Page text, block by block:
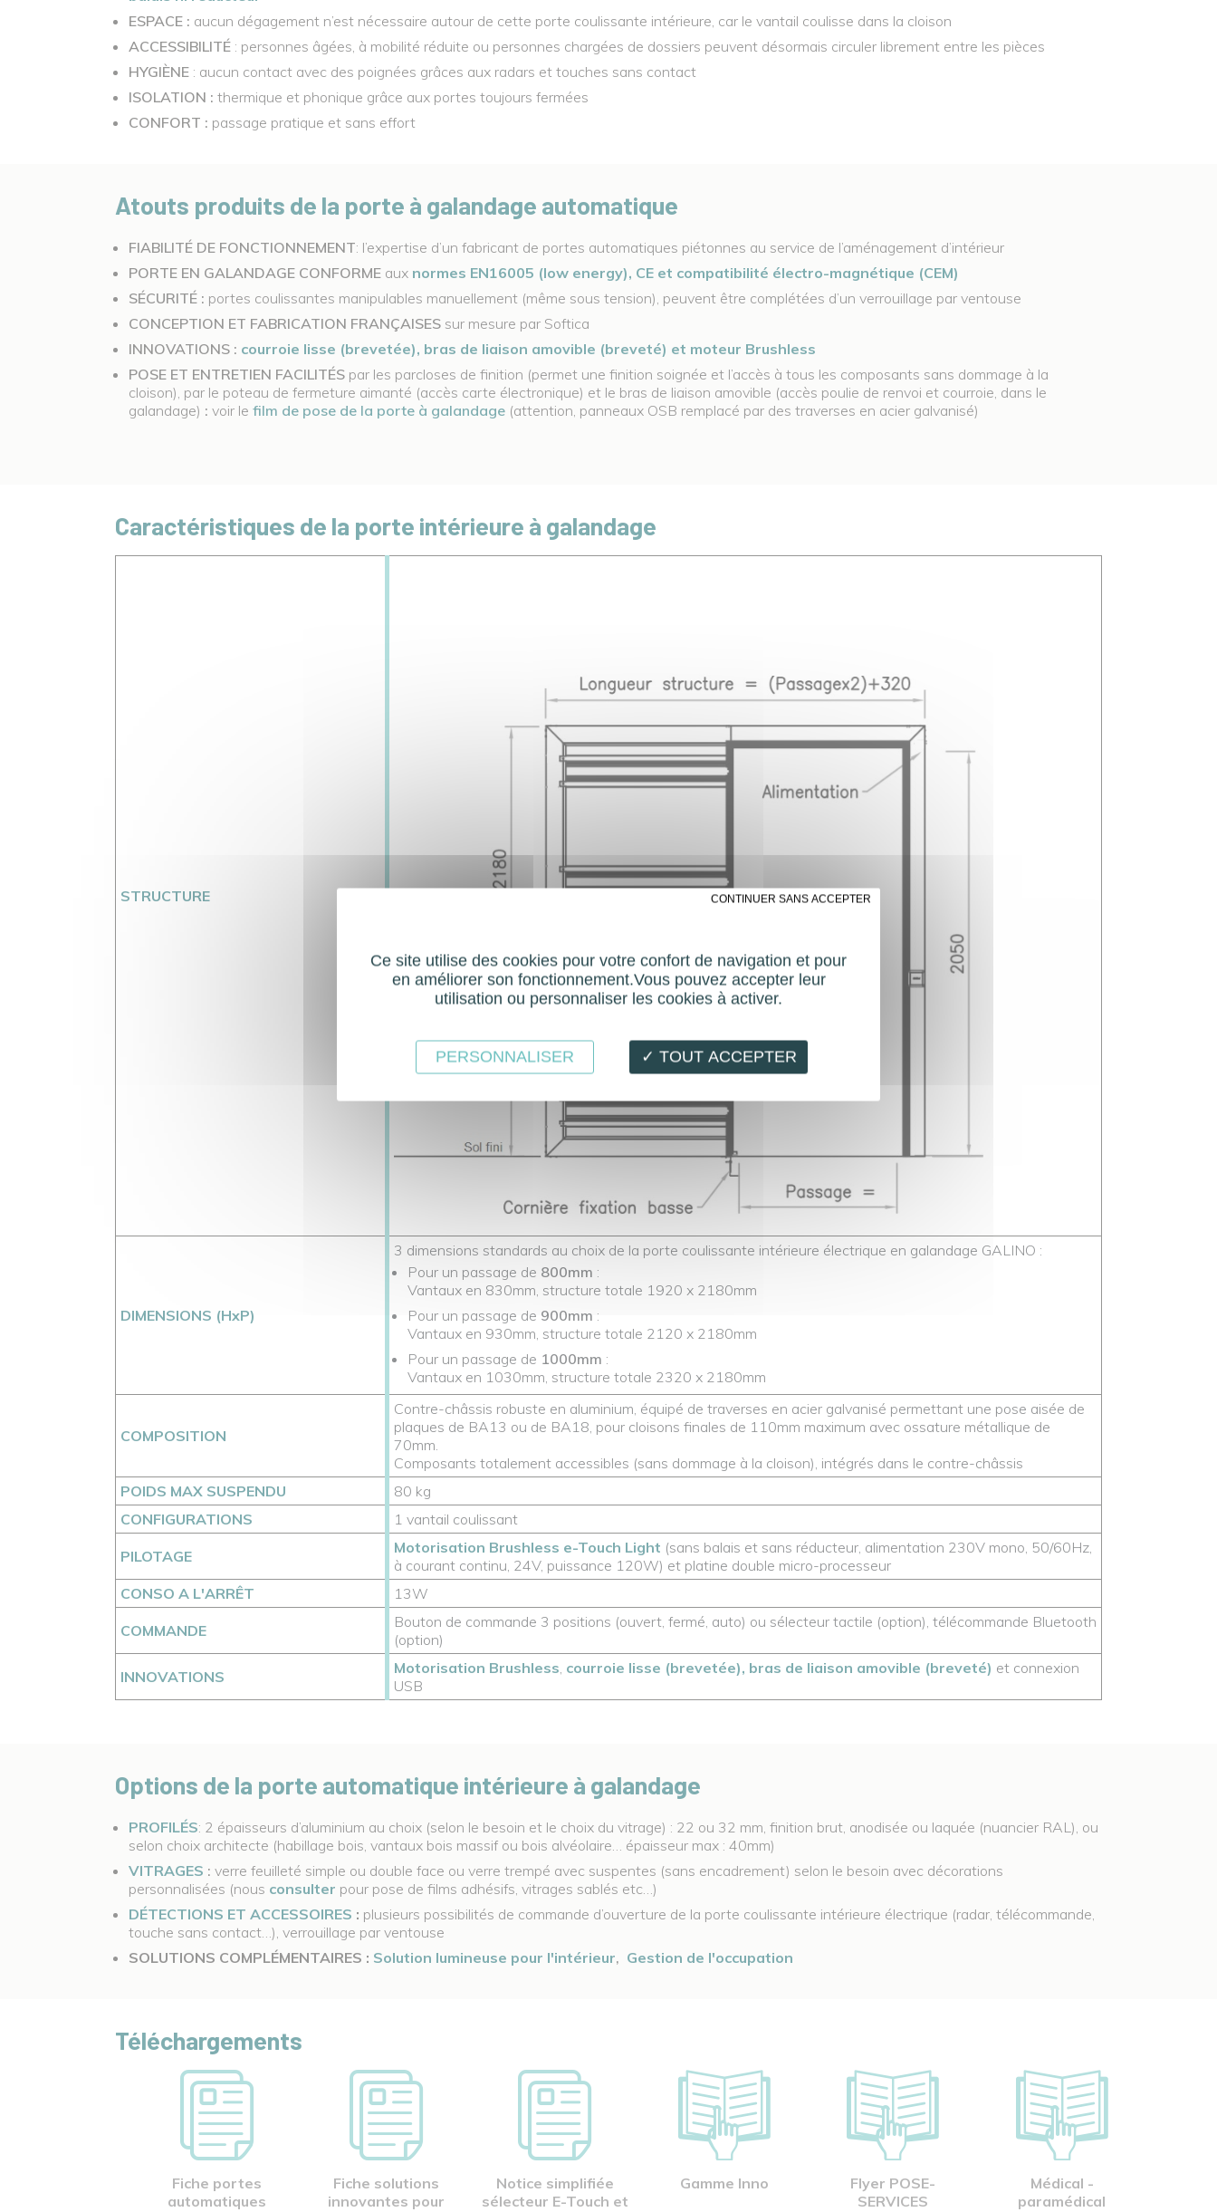
ESPACE : aucun dégagement n’est nécessaire autour de cette porte coulissante intérieure, car le vantail coulisse dans la cloison
ACCESSIBILITÉ : personnes âgées, à mobilité réduite ou personnes chargées de dossiers peuvent désormais circuler librement entre les pièces
HYGIÈNE : aucun contact avec des poignées grâces aux radars et touches sans contact
ISOLATION : thermique et phonique grâce aux portes toujours fermées
CONFORT : passage pratique et sans effort
Atouts produits de la porte à galandage automatique
FIABILITÉ DE FONCTIONNEMENT: l’expertise d’un fabricant de portes automatiques piétonnes au service de l’aménagement d’intérieur
PORTE EN GALANDAGE CONFORME aux normes EN16005 (low energy), CE et compatibilité électro-magnétique (CEM)
SÉCURITÉ : portes coulissantes manipulables manuellement (même sous tension), peuvent être complétées d’un verrouillage par ventouse
CONCEPTION ET FABRICATION FRANÇAISES sur mesure par Softica
INNOVATIONS : courroie lisse (brevetée), bras de liaison amovible (breveté) et moteur Brushless
POSE ET ENTRETIEN FACILITÉS par les parcloses de finition (permet une finition soignée et l’accès à tous les composants sans dommage à la
cloison), par le poteau de fermeture aimanté (accès carte électronique) et le bras de liaison amovible (accès poulie de renvoi et courroie, dans le
galandage) : voir le film de pose de la porte à galandage (attention, panneaux OSB remplacé par des traverses en acier galvanisé)
Caractéristiques de la porte intérieure à galandage
STRUCTURE
DIMENSIONS (HxP)
3 dimensions standards au choix de la porte coulissante intérieure électrique en galandage GALINO :
Pour un passage de 800mm :
Vantaux en 830mm, structure totale 1920 x 2180mm
Pour un passage de 900mm :
Vantaux en 930mm, structure totale 2120 x 2180mm
Pour un passage de 1000mm :
Vantaux en 1030mm, structure totale 2320 x 2180mm
COMPOSITION
Contre-châssis robuste en aluminium, équipé de traverses en acier galvanisé permettant une pose aisée de
plaques de BA13 ou de BA18, pour cloisons finales de 110mm maximum avec ossature métallique de
70mm.
Composants totalement accessibles (sans dommage à la cloison), intégrés dans le contre-châssis
POIDS MAX SUSPENDU
80 kg
CONFIGURATIONS
1 vantail coulissant
PILOTAGE Motorisation Brushless e-Touch Light (sans balais et sans réducteur, alimentation 230V mono, 50/60Hz,
à courant continu, 24V, puissance 120W) et platine double micro-processeur
CONSO A L'ARRÊT
13W
COMMANDE
Bouton de commande 3 positions (ouvert, fermé, auto) ou sélecteur tactile (option), télécommande Bluetooth
(option)
INNOVATIONS Motorisation Brushless courroie lisse (brevetée), bras de liaison amovible (breveté) et connexion
USB
Options de la porte automatique intérieure à galandage
PROFILÉS: 2 épaisseurs d’aluminium au choix (selon le besoin et le choix du vitrage) : 22 ou 32 mm, finition brut, anodisée ou laquée (nuancier RAL), ou
selon choix architecte (habillage bois, vantaux bois massif ou bois alvéolaire… épaisseur max : 40mm)
VITRAGES : verre feuilleté simple ou double face ou verre trempé avec suspentes (sans encadrement) selon le besoin avec décorations
personnalisées (nous consulter pour pose de films adhésifs, vitrages sablés etc…)
DÉTECTIONS ET ACCESSOIRES : plusieurs possibilités de commande d’ouverture de la porte coulissante intérieure électrique (radar, télécommande,
touche sans contact…), verrouillage par ventouse
SOLUTIONS COMPLÉMENTAIRES : Solution lumineuse pour l'intérieur, Gestion de l'occupation
Téléchargements
Fiche portes
automatiques
Fiche solutions
innovantes pour
Notice simplifiée
sélecteur E-Touch et
Gamme Inno
Flyer POSE-
SERVICES
Médical -
paramédical
Ce site utilise des cookies pour votre confort de navigation et pour
en améliorer son fonctionnement.Vous pouvez accepter leur
utilisation ou personnaliser les cookies à activer.
✓ TOUT ACCEPTER
✗ CONTINUER SANS ACCEPTER
PERSONNALISER